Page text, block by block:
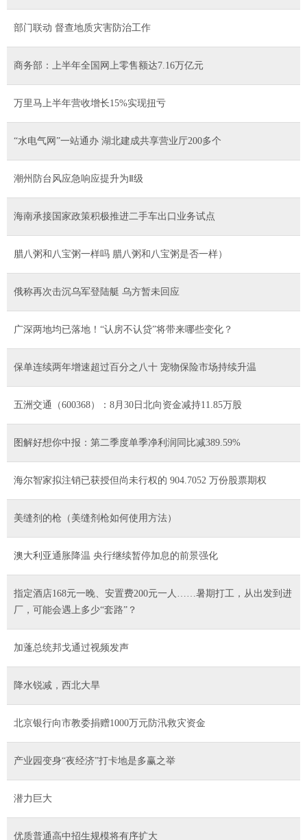
部门联动 督查地质灾害防治工作
商务部：上半年全国网上零售额达7.16万亿元
万里马上半年营收增长15%实现扭亏
“水电气网”一站通办 湖北建成共享营业厅200多个
潮州防台风应急响应提升为Ⅱ级
海南承接国家政策积极推进二手车出口业务试点
腊八粥和八宝粥一样吗 腊八粥和八宝粥是否一样）
俄称再次击沉乌军登陆艇 乌方暂未回应
广深两地均已落地！“认房不认贷”将带来哪些变化？
保单连续两年增速超过百分之八十 宠物保险市场持续升温
五洲交通（600368）：8月30日北向资金减持11.85万股
图解好想你中报：第二季度单季净利润同比减389.59%
海尔智家拟注销已获授但尚未行权的 904.7052 万份股票期权
美缝剂的枪（美缝剂枪如何使用方法）
澳大利亚通胀降温 央行继续暂停加息的前景强化
指定酒店168元一晚、安置费200元一人……暑期打工，从出发到进
厂，可能会遇上多少“套路”？
加蓬总统邦戈通过视频发声
降水锐减，西北大旱
北京银行向市教委捐赠1000万元防汛救灾资金
产业园变身“夜经济”打卡地是多赢之举
潜力巨大
优质普通高中招生规模将有序扩大